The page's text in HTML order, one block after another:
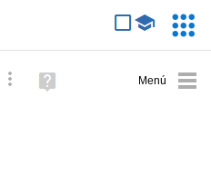
Búsqueda avanzada
Ayuda
(en